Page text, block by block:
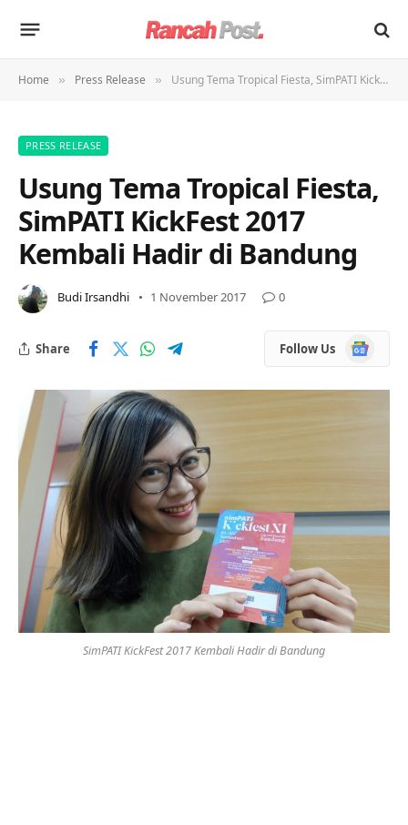
Home » Press Release » Usung Tema Tropical Fiesta, SimPATI KickFest 2017 Kembali Hadir di Bandung
PRESS RELEASE
Usung Tema Tropical Fiesta,
SimPATI KickFest 2017
Kembali Hadir di Bandung
Budi Irsandhi 1 November 2017 0
Share Follow Us
Google
News
SimPATI KickFest 2017 Kembali Hadir di Bandung